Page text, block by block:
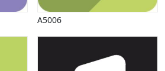
A5006